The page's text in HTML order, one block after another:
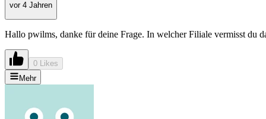
vor 4 Jahren
Hallo pwilms, danke für deine Frage. In welcher Filiale vermisst du
0 Likes
Mehr